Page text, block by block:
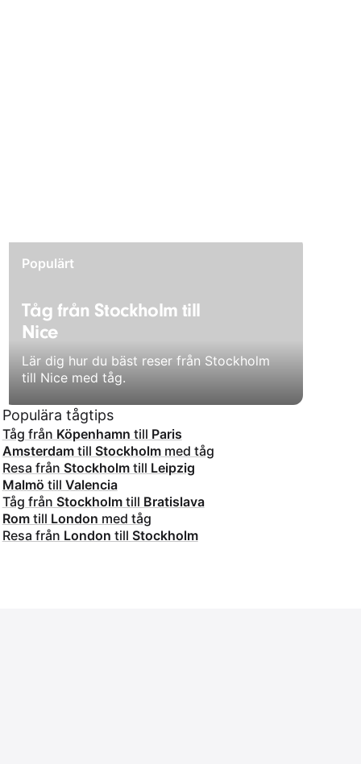
Populärt
Tåg från Stockholm till
Nice
Lär dig hur du bäst reser från Stockholm
till Nice med tåg.
Populära tågtips
Tåg från Köpenhamn till Paris
Amsterdamtill Stockholmmed tåg
Resa från Stockholmtill Leipzig
Malmö till Valencia
Tåg från Stockholmtill Bratislava
Romtill London med tåg
Resa från London till Stockholm